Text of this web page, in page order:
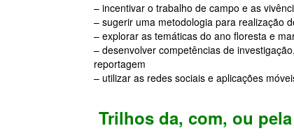
– incentivar o trabalho de campo e as
– sugerir uma metodologia para realização
– explorar as temáticas do ano floresta e
– desenvolver competências de
reportagem
– utilizar as redes sociais e aplicações
Trilhos da, com, ou